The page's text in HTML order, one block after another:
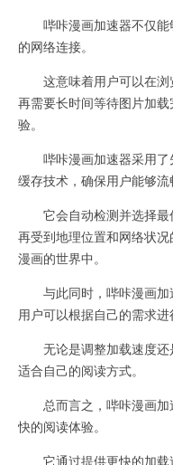
哔咔漫画加速器不仅能
的网络连接。
这意味着用户可以在浏
再需要长时间等待图片加
验。
哔咔漫画加速器采用了
缓存技术，确保用户能够流
它会自动检测并选择最
再受到地理位置和网络状
漫画的世界中。
与此同时，哔咔漫画加
用户可以根据自己的需求进
无论是调整加载速度还
适合自己的阅读方式。
总而言之，哔咔漫画加
快的阅读体验。
它通过提供更快的加载